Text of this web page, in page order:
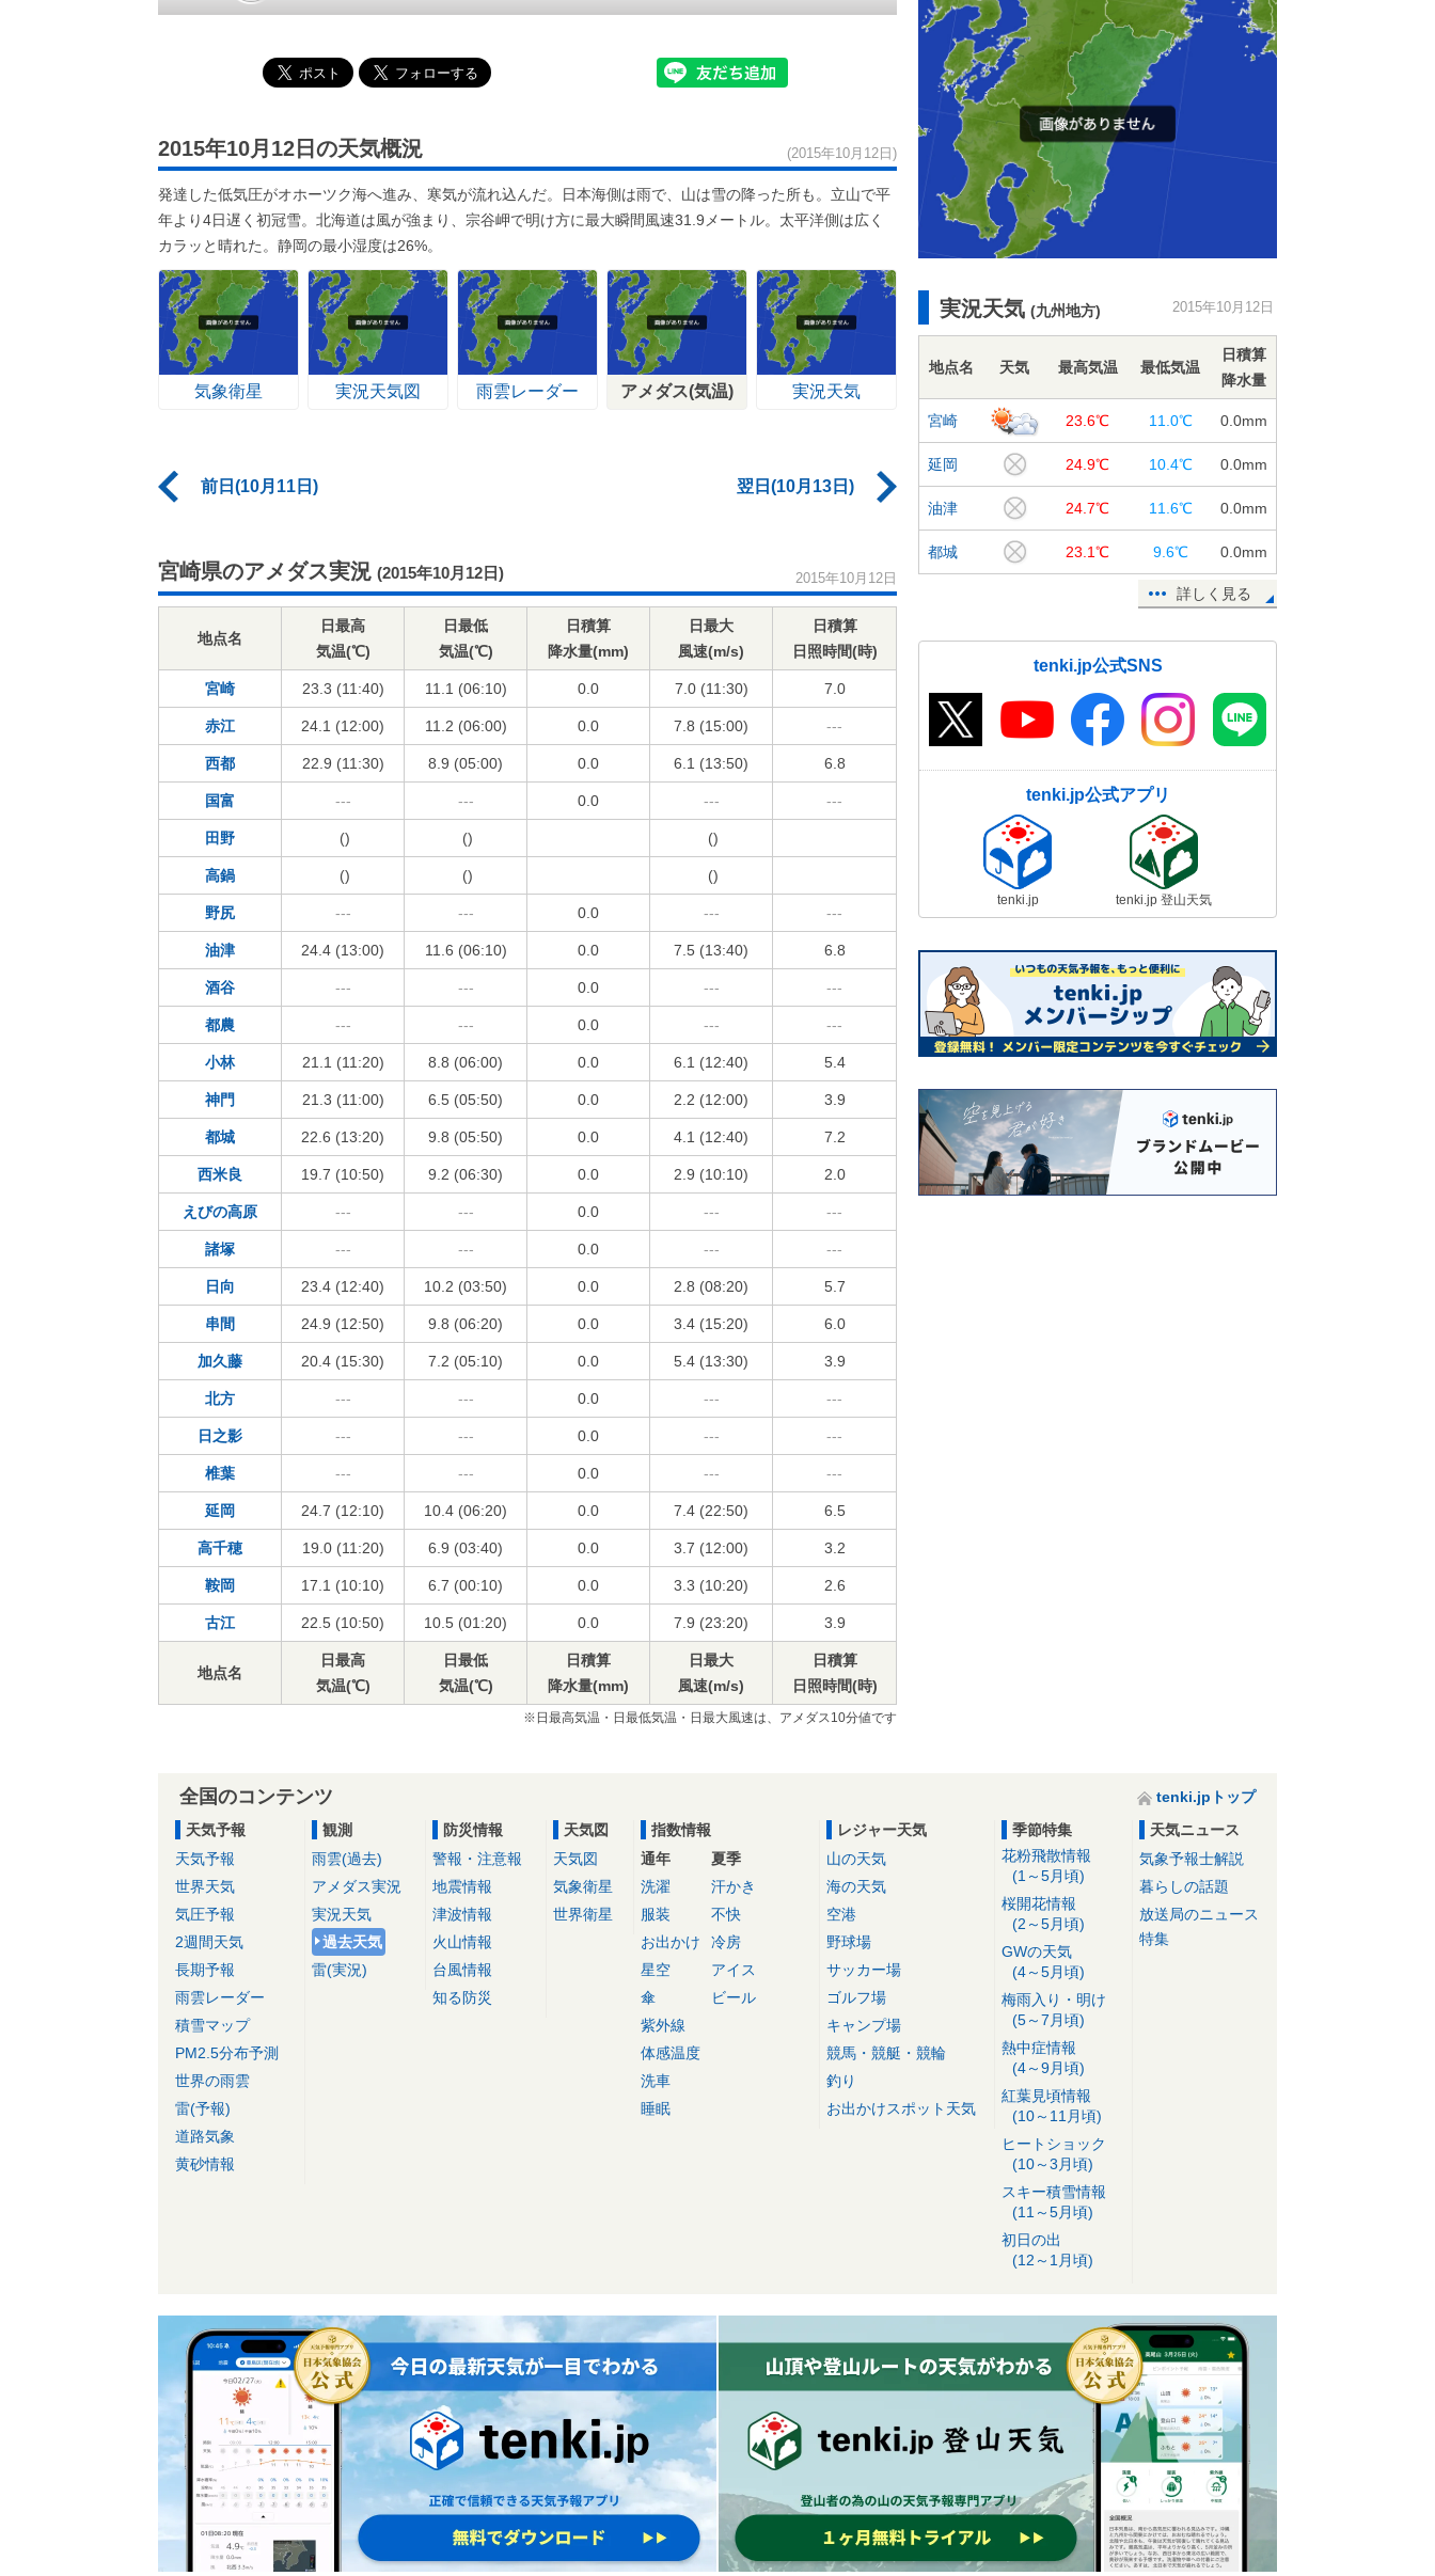
2015年10月12日の天気概況 (2015年10月12日)
発達した低気圧がオホーツク海へ進み、寒気が流れ込んだ。日本海側は雨で、山は雪の降った所も。立山で平
年より4日遅く初冠雪。北海道は風が強まり、宗谷岬で明け方に最大瞬間風速31.9メートル。太平洋側は広く
カラッと晴れた。静岡の最小湿度は26%。
気象衛星 実況天気図 雨雲レーダー アメダス(気温) 実況天気
前日(10月11日) 翌日(10月13日)
宮崎県のアメダス実況 (2015年10月12日) 2015年10月12日
地点名
日最高
気温(℃)
日最低
気温(℃)
日積算
降水量(mm)
日最大
風速(m/s)
日積算
日照時間(時)
宮崎 23.3 (11:40) 11.1 (06:10) 0.0 7.0 (11:30) 7.0
赤江 24.1 (12:00) 11.2 (06:00) 0.0 7.8 (15:00) ---
西都 22.9 (11:30) 8.9 (05:00) 0.0 6.1 (13:50) 6.8
国富 --- --- 0.0 --- ---
田野 () () ()
高鍋 () () ()
野尻 --- --- 0.0 --- ---
油津 24.4 (13:00) 11.6 (06:10) 0.0 7.5 (13:40) 6.8
酒谷 --- --- 0.0 --- ---
都農 --- --- 0.0 --- ---
小林 21.1 (11:20) 8.8 (06:00) 0.0 6.1 (12:40) 5.4
神門 21.3 (11:00) 6.5 (05:50) 0.0 2.2 (12:00) 3.9
都城 22.6 (13:20) 9.8 (05:50) 0.0 4.1 (12:40) 7.2
西米良 19.7 (10:50) 9.2 (06:30) 0.0 2.9 (10:10) 2.0
えびの高原 --- --- 0.0 --- ---
諸塚 --- --- 0.0 --- ---
日向 23.4 (12:40) 10.2 (03:50) 0.0 2.8 (08:20) 5.7
串間 24.9 (12:50) 9.8 (06:20) 0.0 3.4 (15:20) 6.0
加久藤 20.4 (15:30) 7.2 (05:10) 0.0 5.4 (13:30) 3.9
北方 --- --- 0.0 --- ---
日之影 --- --- 0.0 --- ---
椎葉 --- --- 0.0 --- ---
延岡 24.7 (12:10) 10.4 (06:20) 0.0 7.4 (22:50) 6.5
高千穂 19.0 (11:20) 6.9 (03:40) 0.0 3.7 (12:00) 3.2
鞍岡 17.1 (10:10) 6.7 (00:10) 0.0 3.3 (10:20) 2.6
古江 22.5 (10:50) 10.5 (01:20) 0.0 7.9 (23:20) 3.9
地点名
日最高
気温(℃)
日最低
気温(℃)
日積算
降水量(mm)
日最大
風速(m/s)
日積算
日照時間(時)
※日最高気温・日最低気温・日最大風速は、アメダス10分値です
実況天気 (九州地方) 2015年10月12日
地点名 天気 最高気温 最低気温
日積算
降水量
宮崎 23.6℃ 11.0℃ 0.0mm
延岡 24.9℃ 10.4℃ 0.0mm
油津 24.7℃ 11.6℃ 0.0mm
都城 23.1℃ 9.6℃ 0.0mm
詳しく見る
tenki.jp公式SNS
tenki.jp公式アプリ
tenki.jp tenki.jp 登山天気
全国のコンテンツ
tenki.jpトップ
天気予報
天気予報
世界天気
気圧予報
2週間天気
長期予報
雨雲レーダー
積雪マップ
PM2.5分布予測
世界の雨雲
雷(予報)
道路気象
黄砂情報
観測
雨雲(過去)
アメダス実況
実況天気
過去天気
雷(実況)
防災情報
警報・注意報
地震情報
津波情報
火山情報
台風情報
知る防災
天気図
天気図
気象衛星
世界衛星
指数情報
通年
洗濯
服装
お出かけ
星空
傘
紫外線
体感温度
洗車
睡眠
夏季
汗かき
不快
冷房
アイス
ビール
レジャー天気
山の天気
海の天気
空港
野球場
サッカー場
ゴルフ場
キャンプ場
競馬・競艇・競輪
釣り
お出かけスポット天気
季節特集
花粉飛散情報
(1～5月頃)
桜開花情報
(2～5月頃)
GWの天気
(4～5月頃)
梅雨入り・明け
(5～7月頃)
熱中症情報
(4～9月頃)
紅葉見頃情報
(10～11月頃)
ヒートショック
(10～3月頃)
スキー積雪情報
(11～5月頃)
初日の出
(12～1月頃)
天気ニュース
気象予報士解説
暮らしの話題
放送局のニュース
特集